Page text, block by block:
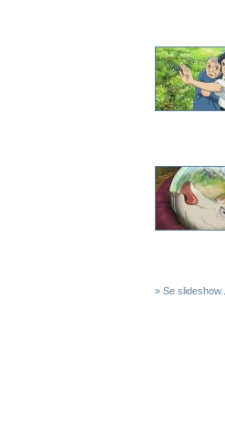
» Se slideshow...